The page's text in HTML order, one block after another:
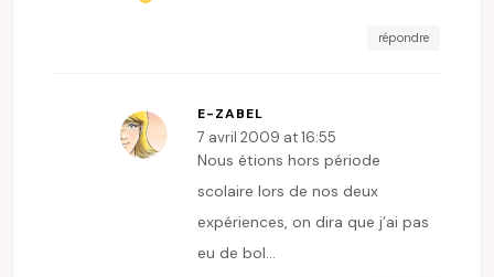
répondre
E-ZABEL
7 avril 2009 at 16:55
Nous étions hors période
scolaire lors de nos deux
expériences, on dira que j’ai pas
eu de bol…